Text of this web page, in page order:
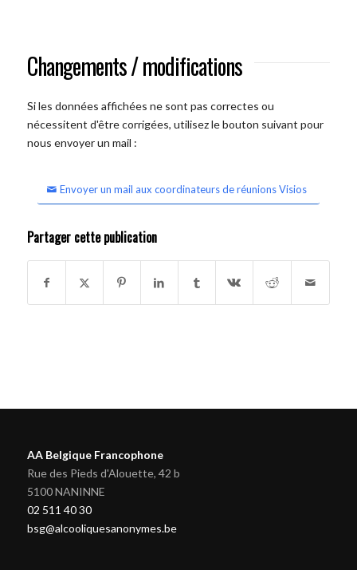
Changements / modifications
Si les données affichées ne sont pas correctes ou
nécessitent d'être corrigées, utilisez le bouton suivant pour
nous envoyer un mail :
Envoyer un mail aux coordinateurs de réunions Visios
Partager cette publication
AA Belgique Francophone
Rue des Pieds d'Alouette, 42 b
5100 NANINNE
02 511 40 30
bsg@alcooliquesanonymes.be